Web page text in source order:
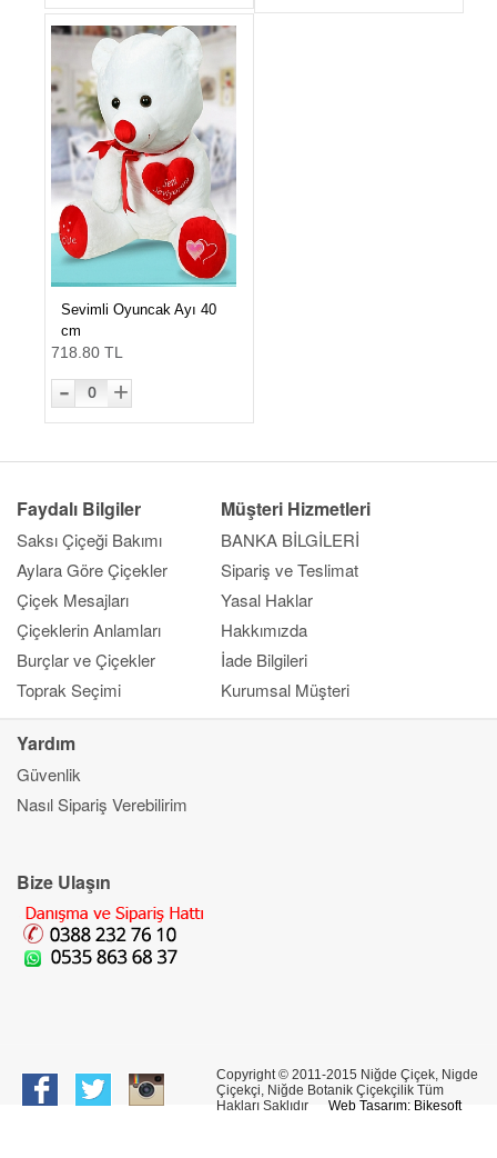
Sevimli Oyuncak Ayı 40
cm
718.80 TL
- 0 +
Faydalı Bilgiler
Saksı Çiçeği Bakımı
Aylara Göre Çiçekler
Çiçek Mesajları
Çiçeklerin Anlamları
Burçlar ve Çiçekler
Toprak Seçimi
Müşteri Hizmetleri
BANKA BİLGİLERİ
Sipariş ve Teslimat
Yasal Haklar
Hakkımızda
İade Bilgileri
Kurumsal Müşteri
Yardım
Güvenlik
Nasıl Sipariş Verebilirim
Bize Ulaşın
Copyright © 2011-2015 Niğde Çiçek, Nigde
Çiçekçi, Niğde Botanik Çiçekçilik Tüm
Hakları Saklıdır Web Tasarım: Bikesoft
Kapat
Ana Sayfa
Banka Bilgileri
Bilgi Merkezi
İletşim